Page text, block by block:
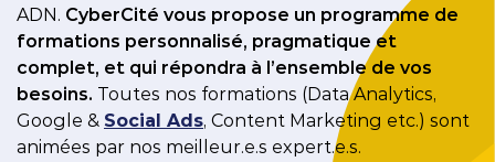
ADN. CyberCité vous propose un programme de
formations personnalisé, pragmatique et
complet, et qui répondra à l’ensemble de vos
besoins. Toutes nos formations (Data Analytics,
Google & Social Ads, Content Marketing etc.) sont
animées par nos meilleur.e.s expert.e.s.